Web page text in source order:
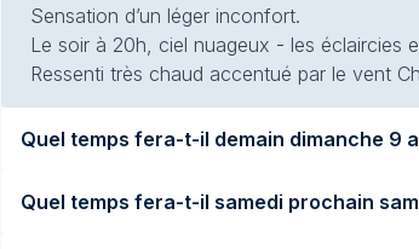
Sensation d’un léger inconfort.
Le soir à 20h, ciel nuageux - les éclaircies
Ressenti très chaud accentué par le vent
Quel
Quel